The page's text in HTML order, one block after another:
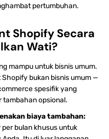
pertumbuhan.
Shopify Secara
Wati?
mampu untuk bisnis umum.
bukan bisnis umum —
spesifik yang
tambahan opsional.
biaya tambahan:
bulan khusus untuk